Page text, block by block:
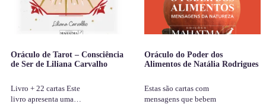
Oráculo de Tarot – Consciência
de Ser de Liliana Carvalho
Livro + 22 cartas Este
livro apresenta uma…
Oráculo do Poder dos
Alimentos de Natália Rodrigues
Estas são cartas com
mensagens que bebem